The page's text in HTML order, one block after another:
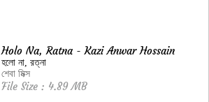
Holo Na, Ratna - Kazi Anwar Hossain
হলো না, রত্না
শেবা মিক্স
File Size : 4.89 MB